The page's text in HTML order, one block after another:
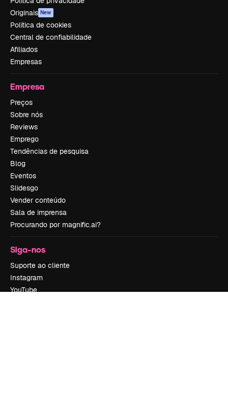
Originais New
Política de cookies
Central de confiabilidade
Afiliados
Empresas
Empresa
Preços
Sobre nós
Reviews
Emprego
Tendências de pesquisa
Blog
Eventos
Slidesgo
Vender conteúdo
Sala de imprensa
Procurando por magnific.ai?
Siga-nos
Suporte ao cliente
Instagram
YouTube